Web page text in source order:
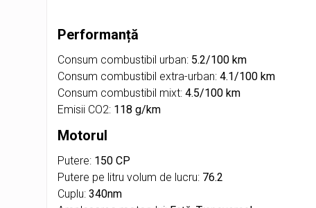
Performanță
Consum combustibil urban: 5.2/100 km
Consum combustibil extra-urban:4.1/100 km
Consum combustibil mixt:4.5/100 km
Emisii CO2: 118 g/km
Motorul
Putere: 150 CP
Putere pe litru volum de lucru: 76.2
Cuplu:340nm